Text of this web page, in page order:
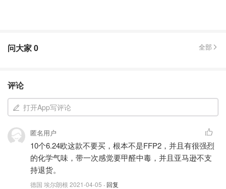
问大家0 全部
评论
打开App写评论
匿名用户
10个6.24欧这款不要买，根本不是FFP2，并且有很强烈
的化学气味，带一次感觉要甲醛中毒，并且亚马逊不支
持退货。
德国 埃尔朗根 2021-04-05 · 回复